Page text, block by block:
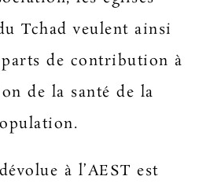
Tchad veulent ainsi
de contribution à
de la santé de la
à l’AEST est